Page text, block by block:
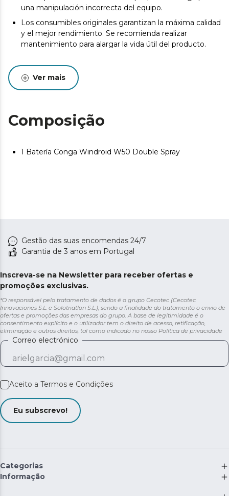
una manipulación incorrecta del equipo.
Los consumibles originales garantizan la máxima calidad
y el mejor rendimiento. Se recomienda realizar
mantenimiento para alargar la vida útil del producto.
Ver mais
Composição
1 Batería Conga Windroid W50 Double Spray
Gestão das suas encomendas 24/7
Garantia de 3 anos em Portugal
Inscreva-se na Newsletter para receber ofertas e
promoções exclusivas.
*O responsável pelo tratamento de dados é o grupo Cecotec (Cecotec
Innovaciones S.L. e Solotriatlon S.L.), sendo a finalidade do tratamento o envio de
ofertas e promoções das empresas do grupo. A base de legitimidade é o
consentimento explícito e o utilizador tem o direito de acesso, retificação,
eliminação e outros direitos, tal como indicado no nosso Política de privacidade
Correo electrónico
Aceito a Termos e Condições
Eu subscrevo!
Categorias
Informação